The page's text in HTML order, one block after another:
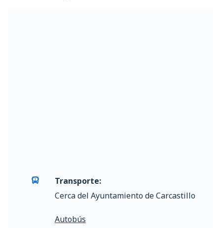
Transporte:
Cerca del Ayuntamiento de Carcastillo
Autobús